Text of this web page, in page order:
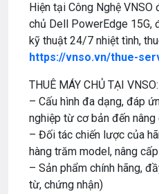
Hiện tại Công Nghệ
chủ Dell PowerEdge 15G,
kỹ thuật 24/7 nhiệt tình,
https://vnso.vn/thue-
THUÊ MÁY CHỦ TẠI VNSO:
– Cấu hình đa dạng, đáp
nghiệp từ cơ bản đến nâng
– Đối tác chiến lược của
hàng trăm model, nâng
– Sản phẩm chính hãng,
từ, chứng nhận)